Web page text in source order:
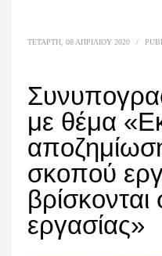
ΤΕΤΆΡΤΗ, 08 ΑΠΡΙΛΊΟΥ 2020 /
με θέμα
σκοπού
εργασίας»